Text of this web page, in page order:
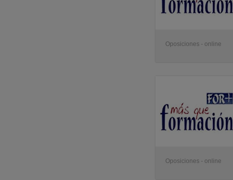
Oposiciones - online
Oposiciones - online